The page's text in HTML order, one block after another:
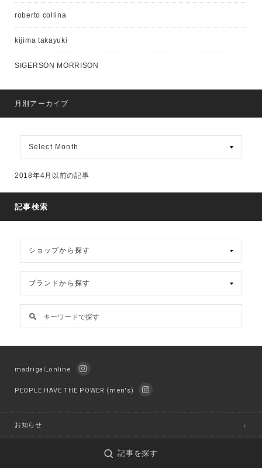
roberto collina
kijima takayuki
SIGERSON MORRISON
月別アーカイブ
ア
カ
2018年4月以前の記事
記事検索
madrigal_online
PEOPLE HAVE THE POWER (men's)
お知らせ
記事を探す